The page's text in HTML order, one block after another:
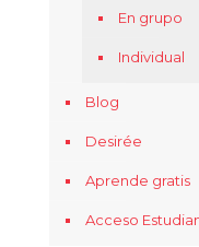
En grupo
Individual
Blog
Desirée
Aprende gratis
Acceso